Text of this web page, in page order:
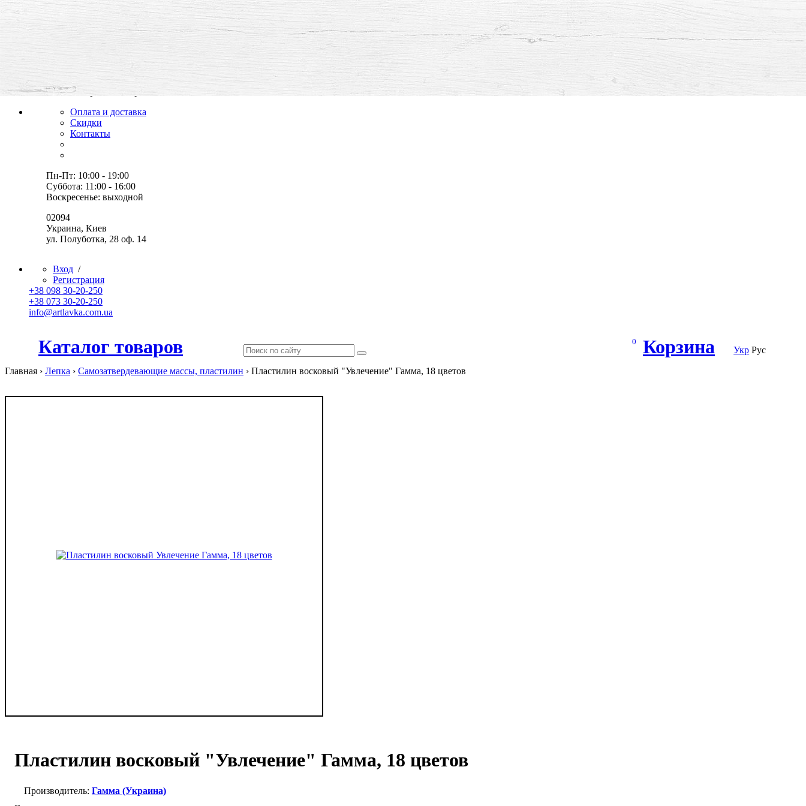
все для творчества и хобби,
товары, мастер-классы, идеи
Оплата и доставка
Скидки
Контакты
Пн-Пт: 10:00 - 19:00
Суббота: 11:00 - 16:00
Воскресенье: выходной
02094
Украина, Киев
ул. Полуботка, 28 оф. 14
Вход /
Регистрация
+38 098 30-20-250
+38 073 30-20-250
info@artlavka.com.ua
Каталог товаров Корзина
0
Укр Рус
Главная › Лепка › Самозатвердевающие массы, пластилин › Пластилин восковый "Увлечение" Гамма, 18 цветов
Пластилин восковый "Увлечение" Гамма, 18 цветов
Гамма (Украина)